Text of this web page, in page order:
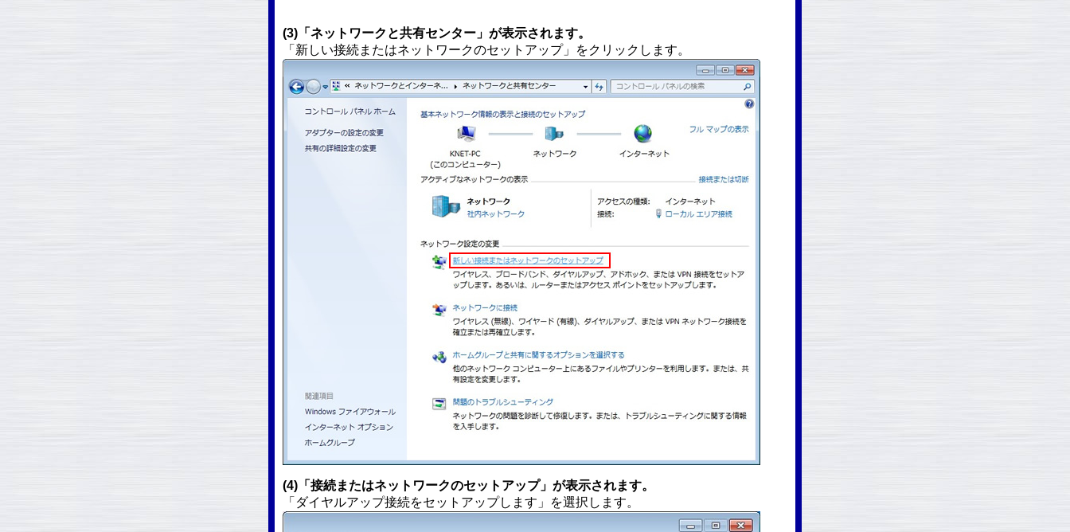
(3)「ネットワークと共有センター」が表示されます。
「新しい接続またはネットワークのセットアップ」をクリックします。
(4)「接続またはネットワークのセットアップ」が表示されます。
「ダイヤルアップ接続をセットアップします」を選択します。